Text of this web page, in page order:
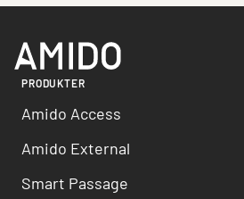
PRODUKTER
Amido Access
Amido External
Smart Passage